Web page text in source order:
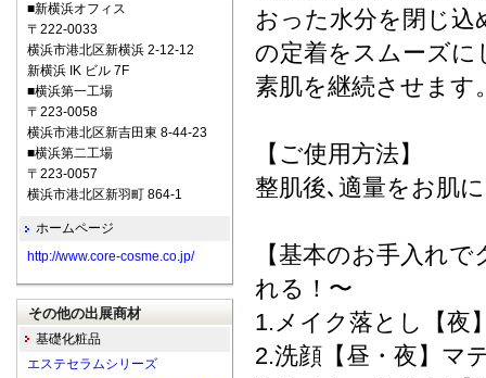
おった水分を閉じ込
の定着をスムーズに
素肌を継続させます
【ご使用方法】
整肌後､適量をお肌
【基本のお手入れ
れる！〜
1.メイク落とし【夜
2.洗顔【昼・夜】マ
■新横浜オフィス
〒222-0033
横浜市港北区新横浜 2-12-12
新横浜 IK ビル 7F
■横浜第一工場
〒223-0058
横浜市港北区新吉田東 8-44-23
■横浜第二工場
〒223-0057
横浜市港北区新羽町 864-1
ホームページ
http://www.core-cosme.co.jp/
その他の出展商材
基礎化粧品
エステセラムシリーズ